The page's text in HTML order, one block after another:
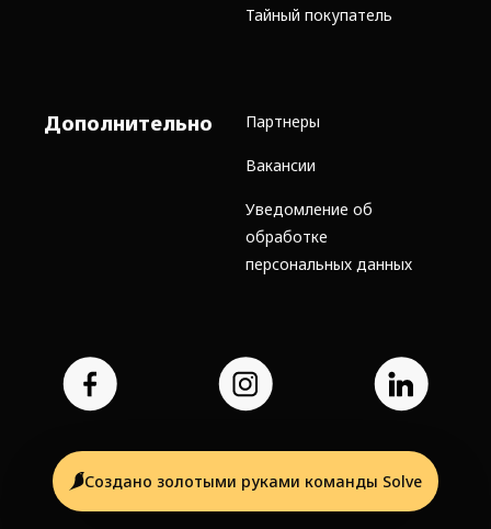
Тайный покупатель
Дополнительно Партнеры
Вакансии
Уведомление об
обработке
персональных данных
Создано золотыми руками команды Solve